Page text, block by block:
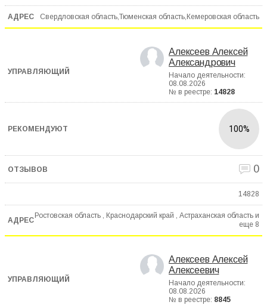
Свердловская область,Тюменская область,Кемеровская область
Алексеев Алексей
Александрович
Начало деятельности:
08.08.2026
№ в реестре: 14828
100%
0
14828
Ростовская область , Краснодарский край , Астраханская область и
еще 8
Алексеев Алексей
Алексеевич
Начало деятельности:
08.08.2026
№ в реестре: 8845